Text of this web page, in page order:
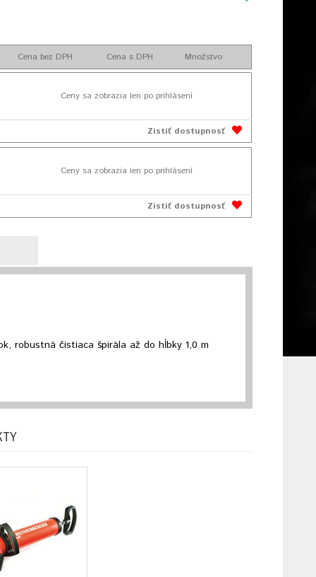
Cena bez DPH Cena s DPH Množstvo
Ceny sa zobrazia len po prihlásení
Zistiť dostupnosť
Ceny sa zobrazia len po prihlásení
Zistiť dostupnosť
robustná čistiaca špirála až do hĺbky 1,0 m